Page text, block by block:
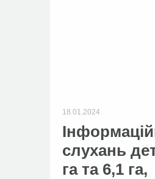
18.01.2024
слухань
га та 6,1 га,